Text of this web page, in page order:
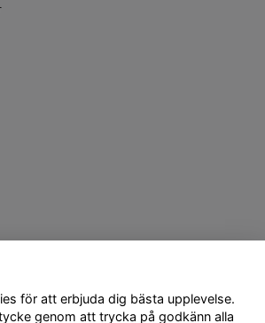
för att erbjuda dig bästa upplevelse.
genom att trycka på godkänn alla